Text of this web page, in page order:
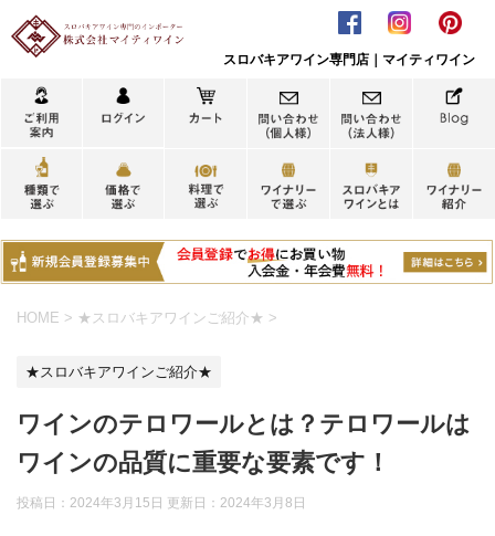
スロバキアワイン専門店｜マイティワイン
HOME > ★スロバキアワインご紹介★ >
★スロバキアワインご紹介★
ワインのテロワールとは？テロワールは
ワインの品質に重要な要素です！
投稿日：2024年3月15日 更新日： 2024年3月8日